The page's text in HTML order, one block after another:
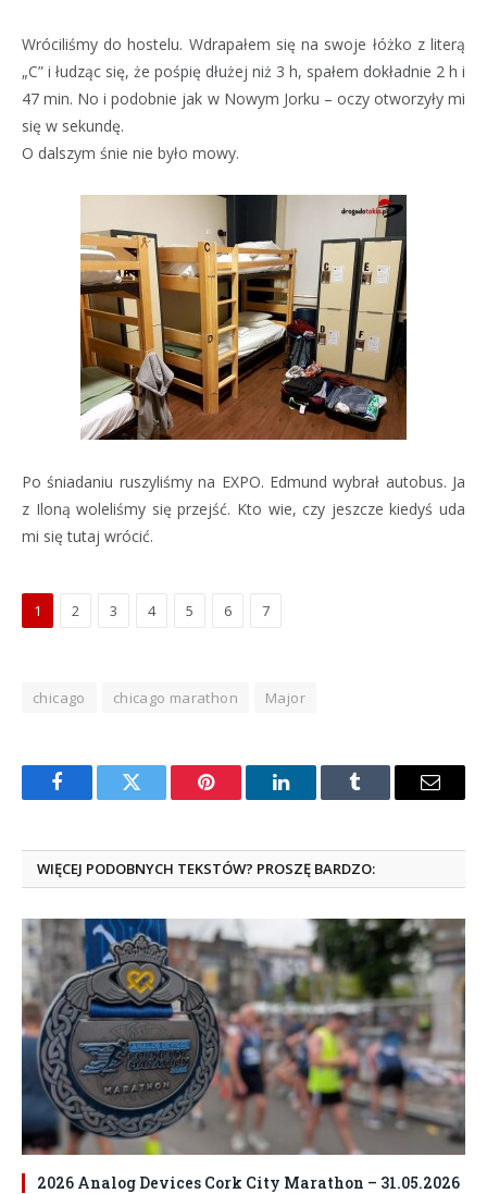
Wróciliśmy do hostelu. Wdrapałem się na swoje łóżko z literą
„C” i łudząc się, że pośpię dłużej niż 3 h, spałem dokładnie 2 h i
47 min. No i podobnie jak w Nowym Jorku – oczy otworzyły mi
się w sekundę.
O dalszym śnie nie było mowy.
Po śniadaniu ruszyliśmy na EXPO. Edmund wybrał autobus. Ja
z Iloną woleliśmy się przejść. Kto wie, czy jeszcze kiedyś uda
mi się tutaj wrócić.
1 2 3 4 5 6 7
chicago chicago marathon Major
FacebookTwitter Pinterest LinkedInTumblr Email
WIĘCEJ PODOBNYCH TEKSTÓW? PROSZĘ BARDZO:
2026 Analog Devices Cork City Marathon – 31.05.2026